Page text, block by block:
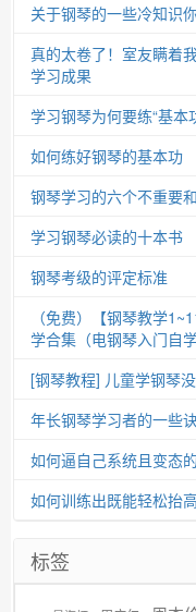
关于钢琴的一些冷知识
真的太卷了！室友瞒着
学习成果
学习钢琴为何要练“基本
如何练好钢琴的基本功
钢琴学习的六个不重要
学习钢琴必读的十本书
钢琴考级的评定标准
（免费）【钢琴教学
学合集（电钢琴入门自
[钢琴教程] 儿童学钢琴
年长钢琴学习者的一些
如何逼自己系统且变态
如何训练出既能轻松抬
标签